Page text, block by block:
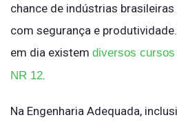
chance de indústrias
com segurança e
em dia existem diversos
NR 12.
Na Engenharia Adequada,